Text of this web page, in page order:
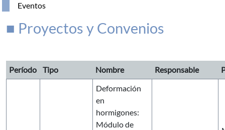
Eventos
■ Proyectos y Convenios
Período Tipo Nombre Responsable
Deformación
en
hormigones:
Módulo de